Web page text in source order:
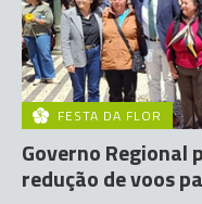
FESTA DA FLOR
Governo Regional
redução de voos